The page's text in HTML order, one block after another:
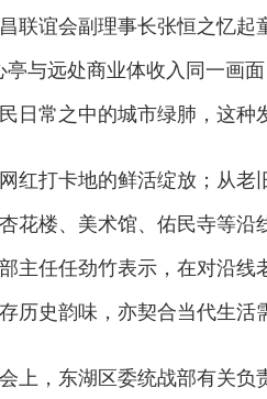
谊会副理事长张恒之忆起
亭与远处商业体收入同一
日常之中的城市绿肺，这种
打卡地的鲜活绽放；从老
花楼、美术馆、佑民寺等
主任任劲竹表示，在对沿
历史韵味，亦契合当代生活
，东湖区委统战部有关负